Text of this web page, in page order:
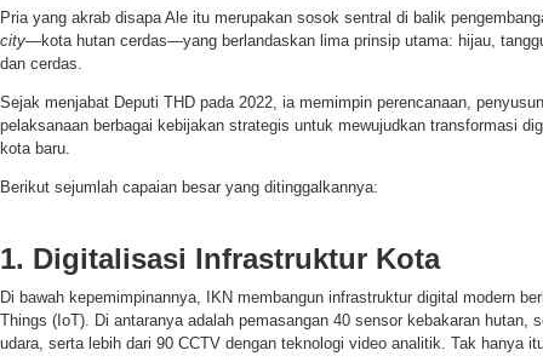
Pria yang akrab disapa Ale itu merupakan sosok sentral di balik
city—kota hutan cerdas—yang berlandaskan lima prinsip utama: hijau,
dan cerdas.
Sejak menjabat Deputi THD pada 2022, ia memimpin perencanaan,
pelaksanaan berbagai kebijakan strategis untuk mewujudkan transformasi
kota baru.
Berikut sejumlah capaian besar yang ditinggalkannya:
1. Digitalisasi Infrastruktur Kota
Di bawah kepemimpinannya, IKN membangun infrastruktur digital modern
Things (IoT). Di antaranya adalah pemasangan 40 sensor kebakaran hutan,
udara, serta lebih dari 90 CCTV dengan teknologi video analitik. Tak hanya